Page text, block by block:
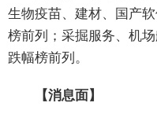
生物疫苗、建材、国产
榜前列；采掘服务、机
跌幅榜前列。
【消息面】